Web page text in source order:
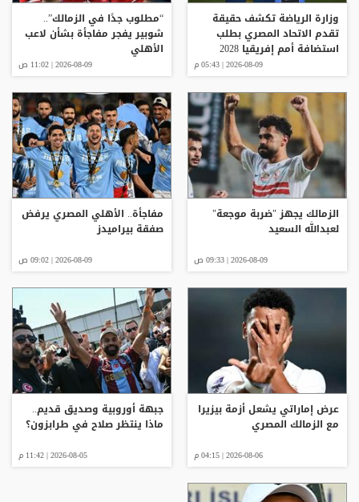
وزارة الرياضة تكشف حقيقة
تقدم الاتحاد المصري بطلب
استضافة أمم إفريقيا 2028
2026-08-09 | 05:43 م
“مطلوب جدًا في الزمالك”..
شوبير يفجر مفاجأة بشأن لاعب
الأهلي
2026-08-09 | 11:02 ص
الزمالك يجهز "ضربة موجعة"
لعبدالله السعيد
2026-08-09 | 09:33 ص
مفاجأة.. الأهلي المصري يرفض
صفقة بيراميدز
2026-08-09 | 09:02 ص
عرض إماراتي يشعل أزمة بيزيرا
مع الزمالك المصري
2026-08-06 | 04:15 م
جبهة أوروبية وصديق قديم..
ماذا ينتظر صلاح في طرابزون؟
2026-08-05 | 11:42 م